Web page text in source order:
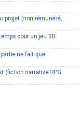
projet (non rémunéré,
pour un jeu 3D
ne fait que
(fiction narrative RPG